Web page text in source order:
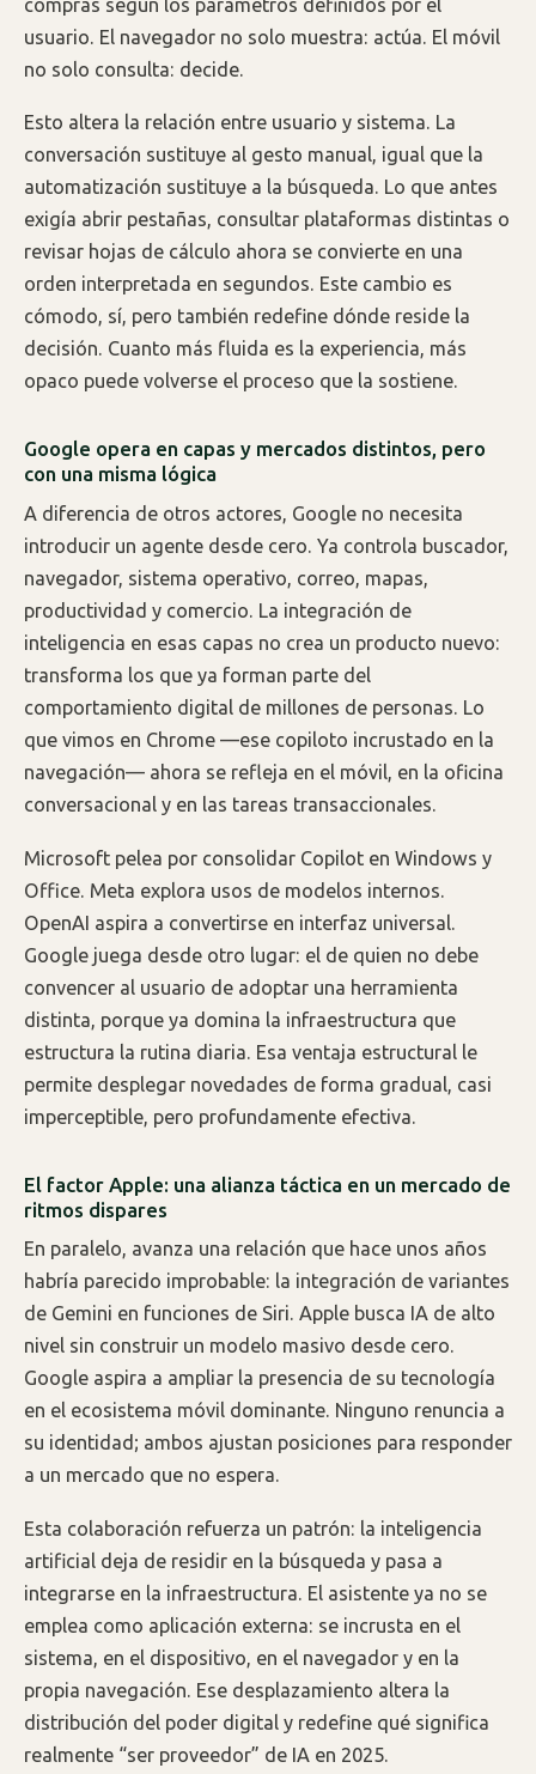
compras según los parámetros definidos por el
usuario. El navegador no solo muestra: actúa. El móvil
no solo consulta: decide.
Esto altera la relación entre usuario y sistema. La
conversación sustituye al gesto manual, igual que la
automatización sustituye a la búsqueda. Lo que antes
exigía abrir pestañas, consultar plataformas distintas o
revisar hojas de cálculo ahora se convierte en una
orden interpretada en segundos. Este cambio es
cómodo, sí, pero también redefine dónde reside la
decisión. Cuanto más fluida es la experiencia, más
opaco puede volverse el proceso que la sostiene.
Google opera en capas y mercados distintos, pero
con una misma lógica
A diferencia de otros actores, Google no necesita
introducir un agente desde cero. Ya controla buscador,
navegador, sistema operativo, correo, mapas,
productividad y comercio. La integración de
inteligencia en esas capas no crea un producto nuevo:
transforma los que ya forman parte del
comportamiento digital de millones de personas. Lo
que vimos en Chrome —ese copiloto incrustado en la
navegación— ahora se refleja en el móvil, en la oficina
conversacional y en las tareas transaccionales.
Microsoft pelea por consolidar Copilot en Windows y
Office. Meta explora usos de modelos internos.
OpenAI aspira a convertirse en interfaz universal.
Google juega desde otro lugar: el de quien no debe
convencer al usuario de adoptar una herramienta
distinta, porque ya domina la infraestructura que
estructura la rutina diaria. Esa ventaja estructural le
permite desplegar novedades de forma gradual, casi
imperceptible, pero profundamente efectiva.
El factor Apple: una alianza táctica en un mercado de
ritmos dispares
En paralelo, avanza una relación que hace unos años
habría parecido improbable: la integración de variantes
de Gemini en funciones de Siri. Apple busca IA de alto
nivel sin construir un modelo masivo desde cero.
Google aspira a ampliar la presencia de su tecnología
en el ecosistema móvil dominante. Ninguno renuncia a
su identidad; ambos ajustan posiciones para responder
a un mercado que no espera.
Esta colaboración refuerza un patrón: la inteligencia
artificial deja de residir en la búsqueda y pasa a
integrarse en la infraestructura. El asistente ya no se
emplea como aplicación externa: se incrusta en el
sistema, en el dispositivo, en el navegador y en la
propia navegación. Ese desplazamiento altera la
distribución del poder digital y redefine qué significa
realmente “ser proveedor” de IA en 2025.